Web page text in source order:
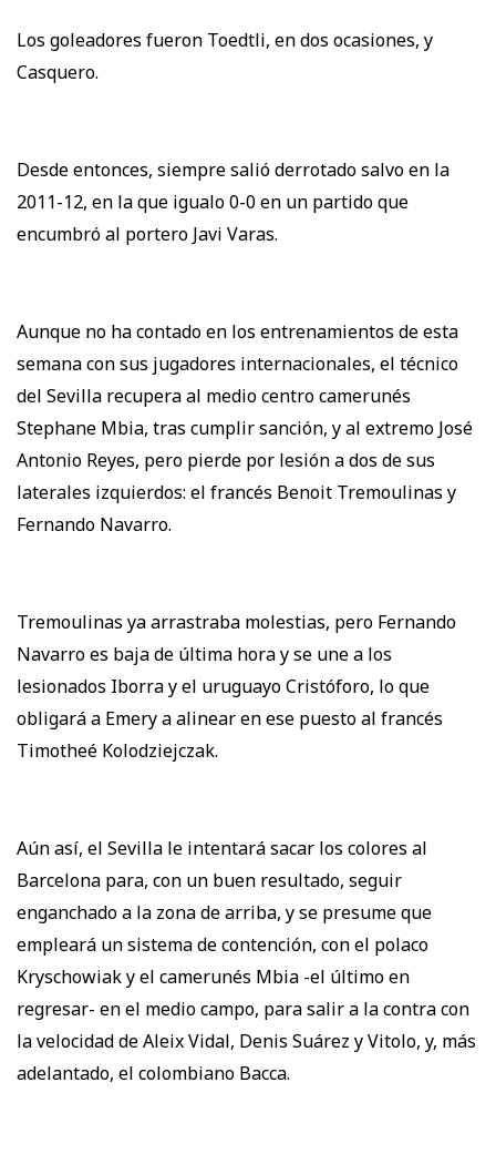
Los goleadores fueron Toedtli, en dos ocasiones, y
Casquero.
Desde entonces, siempre salió derrotado salvo en la
2011-12, en la que igualo 0-0 en un partido que
encumbró al portero Javi Varas.
Aunque no ha contado en los entrenamientos de esta
semana con sus jugadores internacionales, el técnico
del Sevilla recupera al medio centro camerunés
Stephane Mbia, tras cumplir sanción, y al extremo José
Antonio Reyes, pero pierde por lesión a dos de sus
laterales izquierdos: el francés Benoit Tremoulinas y
Fernando Navarro.
Tremoulinas ya arrastraba molestias, pero Fernando
Navarro es baja de última hora y se une a los
lesionados Iborra y el uruguayo Cristóforo, lo que
obligará a Emery a alinear en ese puesto al francés
Timotheé Kolodziejczak.
Aún así, el Sevilla le intentará sacar los colores al
Barcelona para, con un buen resultado, seguir
enganchado a la zona de arriba, y se presume que
empleará un sistema de contención, con el polaco
Kryschowiak y el camerunés Mbia -el último en
regresar- en el medio campo, para salir a la contra con
la velocidad de Aleix Vidal, Denis Suárez y Vitolo, y, más
adelantado, el colombiano Bacca.